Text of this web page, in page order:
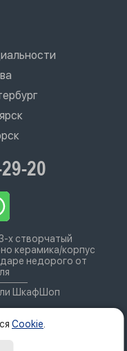
20
х створчатый
керамика/корпус
недорого от
ШкафШоп
Cookie